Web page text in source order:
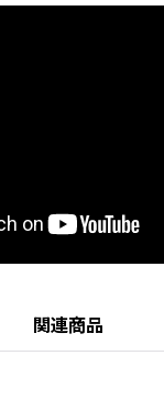
関連商品